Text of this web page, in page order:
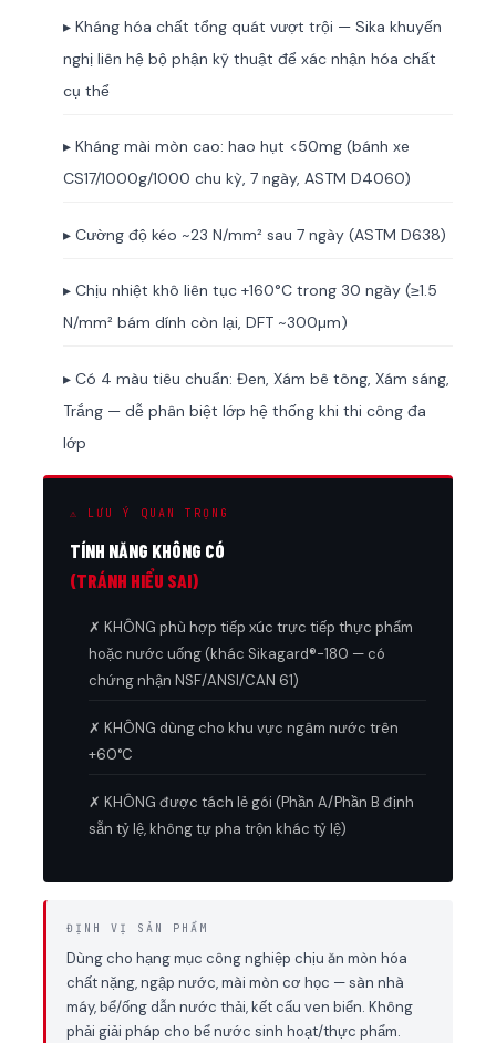
▸ Kháng hóa chất tổng quát vượt trội — Sika khuyến
nghị liên hệ bộ phận kỹ thuật để xác nhận hóa chất
cụ thể
▸ Kháng mài mòn cao: hao hụt <50mg (bánh xe
CS17/1000g/1000 chu kỳ, 7 ngày, ASTM D4060)
▸ Cường độ kéo ~23 N/mm² sau 7 ngày (ASTM D638)
▸ Chịu nhiệt khô liên tục +160°C trong 30 ngày (≥1.5
N/mm² bám dính còn lại, DFT ~300µm)
▸ Có 4 màu tiêu chuẩn: Đen, Xám bê tông, Xám sáng,
Trắng — dễ phân biệt lớp hệ thống khi thi công đa
lớp
⚠ LƯU Ý QUAN TRỌNG
TÍNH NĂNG KHÔNG CÓ
(TRÁNH HIỂU SAI)
✗ KHÔNG phù hợp tiếp xúc trực tiếp thực phẩm
hoặc nước uống (khác Sikagard®-180 — có
chứng nhận NSF/ANSI/CAN 61)
✗ KHÔNG dùng cho khu vực ngâm nước trên
+60°C
✗ KHÔNG được tách lẻ gói (Phần A/Phần B định
sẵn tỷ lệ, không tự pha trộn khác tỷ lệ)
ĐỊNH VỊ SẢN PHẨM
Dùng cho hạng mục công nghiệp chịu ăn mòn hóa
chất nặng, ngập nước, mài mòn cơ học — sàn nhà
máy, bể/ống dẫn nước thải, kết cấu ven biển. Không
phải giải pháp cho bể nước sinh hoạt/thực phẩm.